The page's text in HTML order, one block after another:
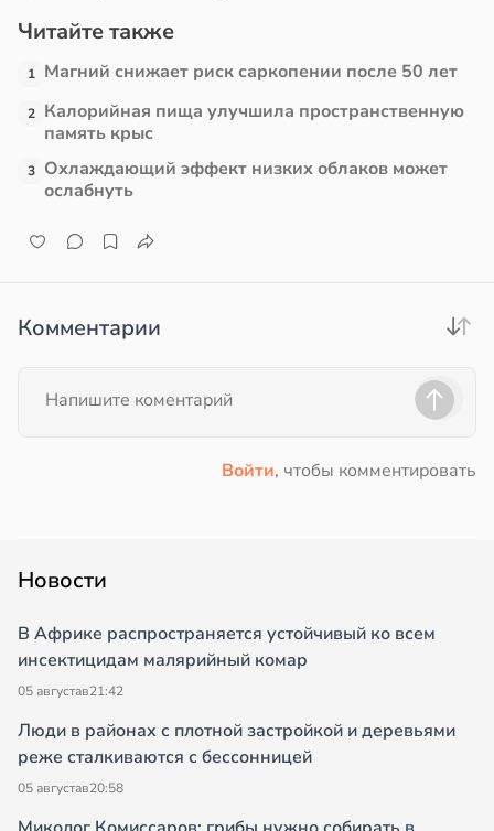
Читайте также
1 Магний снижает риск саркопении после 50 лет
2 Калорийная пища улучшила пространственную
память крыс
3 Охлаждающий эффект низких облаков может
ослабнуть
Комментарии
Войти, чтобы комментировать
Новости
В Африке распространяется устойчивый ко всем
инсектицидам малярийный комар
05 августав21:42
Люди в районах с плотной застройкой и деревьями
реже сталкиваются с бессонницей
05 августав20:58